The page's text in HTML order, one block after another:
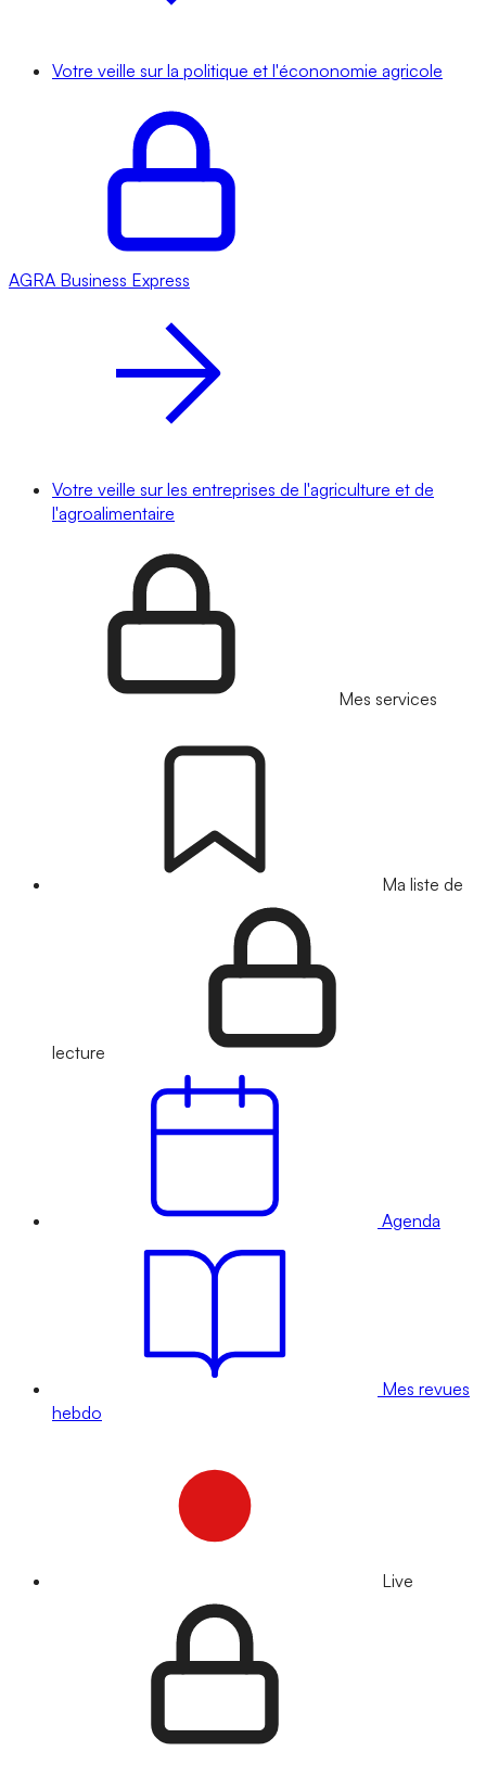
Votre veille sur la politique et l'écononomie agricole
AGRA Business Express
Votre veille sur les entreprises de l'agriculture et de
l'agroalimentaire
Mes services
Ma liste de
lecture
Agenda
Mes revues
hebdo
Live